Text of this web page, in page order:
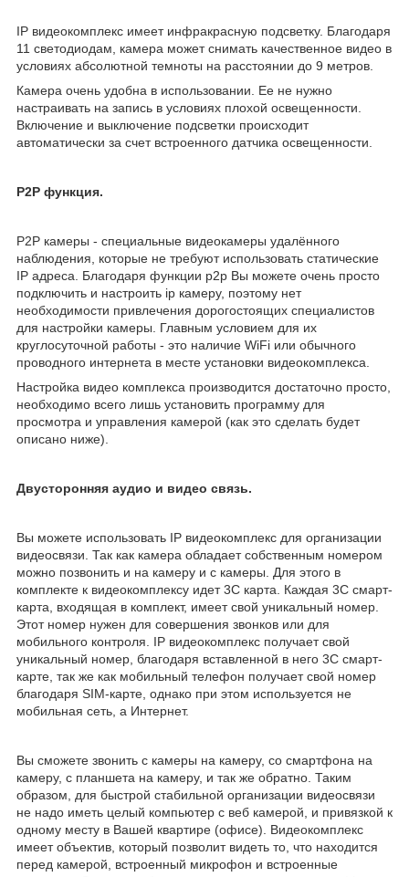
IP видеокомплекс имеет инфракрасную подсветку. Благодаря
11 светодиодам, камера может снимать качественное видео в
условиях абсолютной темноты на расстоянии до 9 метров.
Камера очень удобна в использовании. Ее не нужно
настраивать на запись в условиях плохой освещенности.
Включение и выключение подсветки происходит
автоматически за счет встроенного датчика освещенности.
P2P функция.
P2P камеры - специальные видеокамеры удалённого
наблюдения, которые не требуют использовать статические
IP адреса. Благодаря функции p2p Вы можете очень просто
подключить и настроить ip камеру, поэтому нет
необходимости привлечения дорогостоящих специалистов
для настройки камеры. Главным условием для их
круглосуточной работы - это наличие WiFi или обычного
проводного интернета в месте установки видеокомплекса.
Настройка видео комплекса производится достаточно просто,
необходимо всего лишь установить программу для
просмотра и управления камерой (как это сделать будет
описано ниже).
Двусторонняя аудио и видео связь.
Вы можете использовать IP видеокомплекс для организации
видеосвязи. Так как камера обладает собственным номером
можно позвонить и на камеру и с камеры. Для этого в
комплекте к видеокомплексу идет 3C карта. Каждая 3С смарт-
карта, входящая в комплект, имеет свой уникальный номер.
Этот номер нужен для совершения звонков или для
мобильного контроля. IP видеокомплекс получает свой
уникальный номер, благодаря вставленной в него 3C смарт-
карте, так же как мобильный телефон получает свой номер
благодаря SIM-карте, однако при этом используется не
мобильная сеть, а Интернет.
Вы сможете звонить с камеры на камеру, со смартфона на
камеру, с планшета на камеру, и так же обратно. Таким
образом, для быстрой стабильной организации видеосвязи
не надо иметь целый компьютер с веб камерой, и привязкой к
одному месту в Вашей квартире (офисе). Видеокомплекс
имеет объектив, который позволит видеть то, что находится
перед камерой, встроенный микрофон и встроенные